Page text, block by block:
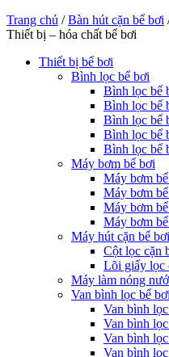
Trang chủ /Bàn hút cặn bể bơi
Thiết bị – hóa chất bể bơi
Thiết bị bể bơi
Bình lọc bể bơi
Bình lọc bể
Bình lọc bể
Bình lọc bể
Bình lọc bể
Bình lọc bể
Máy bơm bể bơi
Máy bơm
Máy bơm
Máy bơm
Máy bơm
Máy hút cặn bể bơi
Cột lọc cặn
Lõi giấy lọc
Máy làm nóng
Van bình lọc bể bơi
Van bình
Van bình
Van bình
Van bình